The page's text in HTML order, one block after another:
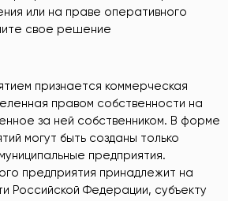
или на праве оперативного
свое решение
признается коммерческая
правом собственности на
за ней собственником. В форме
могут быть созданы только
предприятия.
предприятия принадлежит на
Российской Федерации, субъекту